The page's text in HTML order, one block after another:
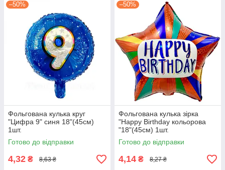
–50%
Фольгована кулька круг
"Цифра 9" синя 18"(45см)
1шт.
Готово до відправки
4,32 ₴ 8,63 ₴
–50%
Фольгована кулька зірка
"Happy Birthday кольорова
"18"(45см) 1шт.
Готово до відправки
4,14 ₴ 8,27 ₴